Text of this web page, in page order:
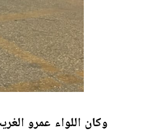
وكان اللواء عمرو